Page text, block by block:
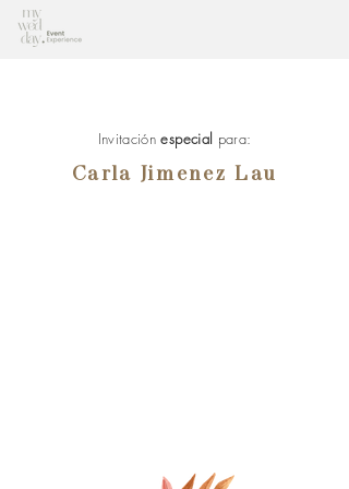
Invitaciónespecial para:
Carla Jimenez Lau